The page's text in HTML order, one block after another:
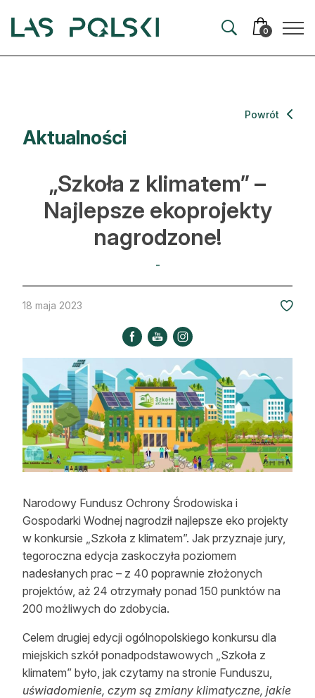
0
Artykuły
Hodowla lasu
Ochrona lasu
Nowe technologie
Kultura i historia
Strefa eksperta
Auto do lasu
Dla drwala
Leśnik na zakupach
Z zagranicy
Lasy prywatne
O nas
100 lat „Lasu Polskiego”
Prenumerata
Reklama
Zostań autorem
Aktualności
Powrót
„Szkoła z klimatem” –
Najlepsze ekoprojekty
nagrodzone!
-
18 maja 2023
Narodowy Fundusz Ochrony Środowiska i
Gospodarki Wodnej nagrodził najlepsze eko projekty
w konkursie „Szkoła z klimatem”. Jak przyznaje jury,
tegoroczna edycja zaskoczyła poziomem
nadesłanych prac – z 40 poprawnie złożonych
projektów, aż 24 otrzymały ponad 150 punktów na
200 możliwych do zdobycia.
Celem drugiej edycji ogólnopolskiego konkursu dla
miejskich szkół ponadpodstawowych „Szkoła z
klimatem” było, jak czytamy na stronie Funduszu,
uświadomienie, czym są zmiany klimatyczne, jakie